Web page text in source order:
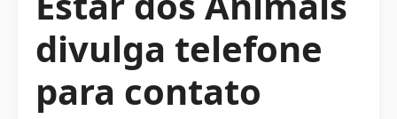
divulga telefone
para contato